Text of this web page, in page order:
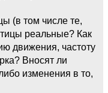
(в том числе те,
реальные? Как
движения, частоту
Вносят ли
изменения в то,